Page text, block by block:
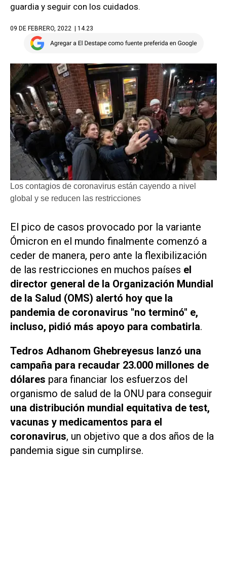
guardia y seguir con los cuidados.
09 DE FEBRERO, 2022 | 14.23
Los contagios de coronavirus están cayendo a nivel
global y se reducen las restricciones
El pico de casos provocado por la variante
Ómicron en el mundo finalmente comenzó a
ceder de manera, pero ante la flexibilización
de las restricciones en muchos países el
director general de la Organización Mundial
de la Salud (OMS) alertó hoy que la
pandemia de coronavirus "no terminó" e,
incluso, pidió más apoyo para combatirla.
Tedros Adhanom Ghebreyesus lanzó una
campaña para recaudar 23.000 millones de
dólares para financiar los esfuerzos del
organismo de salud de la ONU para conseguir
una distribución mundial equitativa de test,
vacunas y medicamentos para el
coronavirus, un objetivo que a dos años de la
pandemia sigue sin cumplirse.